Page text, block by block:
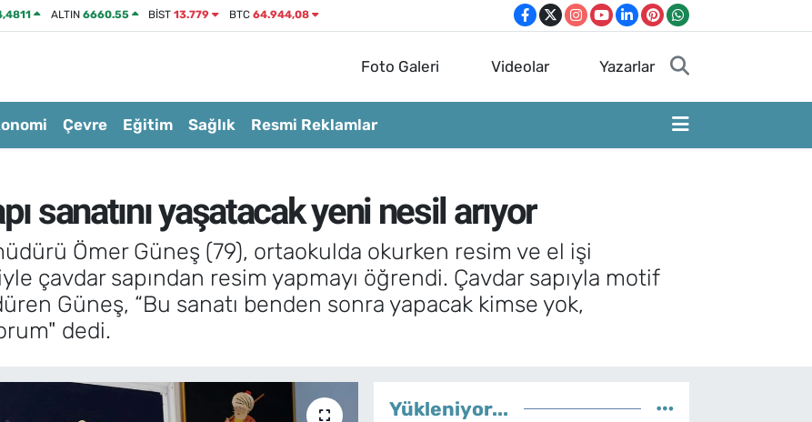
ALTIN 6660.55 BİST13.779 BTC 64.944,08
Foto Galeri Videolar Yazarlar
Çevre Eğitim Sağlık Resmi Reklamlar
sanatını yaşatacak yeni nesil arıyor
Ömer Güneş (79), ortaokulda okurken resim ve el işi
çavdar sapından resim yapmayı öğrendi. Çavdar sapıyla motif
Güneş, “Bu sanatı benden sonra yapacak kimse yok,
dedi.
Yükleniyor...